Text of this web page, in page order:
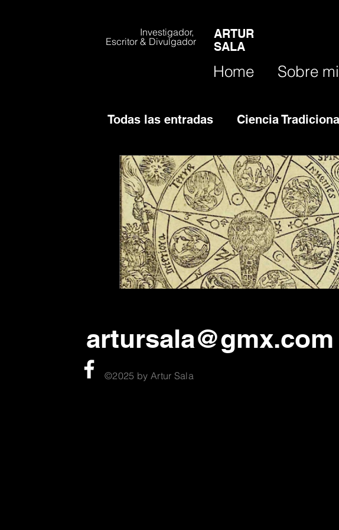
Investigador,
Escritor & Divulgador
ARTUR
SALA
Home Sobre mi
Todas las entradas Ciencia
Crisis COVID Cauac Editorial
artursala@gmx.com
©2025 by Artur Sala